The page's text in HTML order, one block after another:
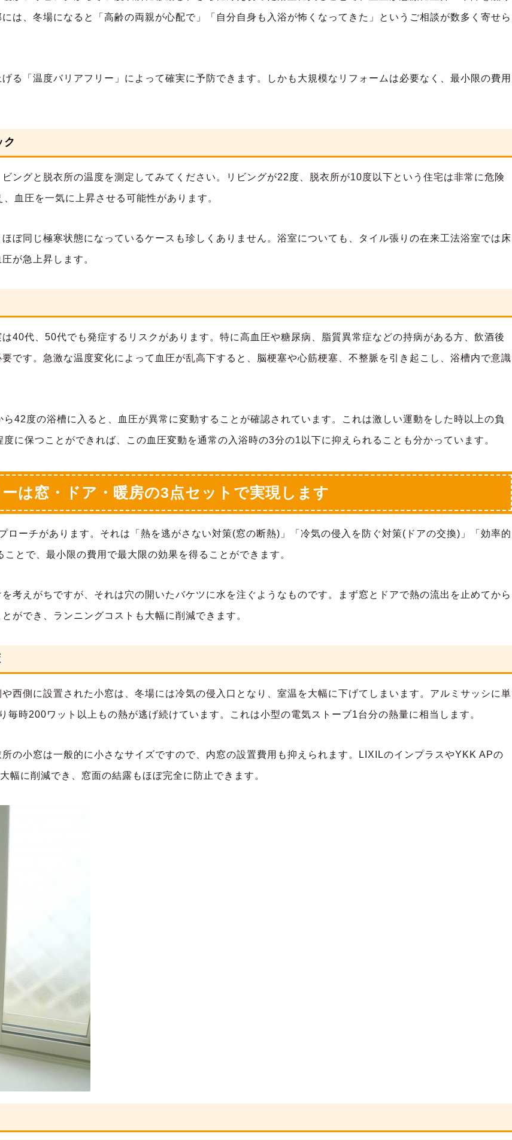
は、冬場になると「高齢の両親が心配で」「自分自身も入浴が怖くなってきた」というご相談が数多く寄せら
る「温度バリアフリー」によって確実に予防できます。しかも大規模なリフォームは必要なく、最小限の費用
ク
ングと脱衣所の温度を測定してみてください。リビングが22度、脱衣所が10度以下という住宅は非常に危険
血圧を一気に上昇させる可能性があります。
ぼ同じ極寒状態になっているケースも珍しくありません。浴室についても、タイル張りの在来工法浴室では床
が急上昇します。
40代、50代でも発症するリスクがあります。特に高血圧や糖尿病、脂質異常症などの持病がある方、飲酒後
です。急激な温度変化によって血圧が乱高下すると、脳梗塞や心筋梗塞、不整脈を引き起こし、浴槽内で意識
42度の浴槽に入ると、血圧が異常に変動することが確認されています。これは激しい運動をした時以上の負
に保つことができれば、この血圧変動を通常の入浴時の3分の1以下に抑えられることも分かっています。
は窓・ドア・暖房の3点セットで実現します
ーチがあります。それは「熱を逃がさない対策(窓の断熱)」「冷気の侵入を防ぐ対策(ドアの交換)」「効率的
とで、最小限の費用で最大限の効果を得ることができます。
考えがちですが、それは穴の開いたバケツに水を注ぐようなものです。まず窓とドアで熱の流出を止めてから
ができ、ランニングコストも大幅に削減できます。
西側に設置された小窓は、冬場には冷気の侵入口となり、室温を大幅に下げてしまいます。アルミサッシに単
時200ワット以上もの熱が逃げ続けています。これは小型の電気ストーブ1台分の熱量に相当します。
の小窓は一般的に小さなサイズですので、内窓の設置費用も抑えられます。LIXILのインプラスやYKK APの
に削減でき、窓面の結露もほぼ完全に防止できます。